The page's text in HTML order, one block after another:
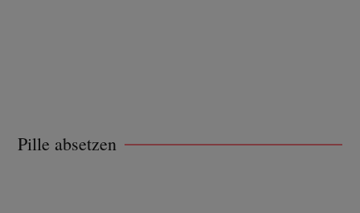
Pille absetzen